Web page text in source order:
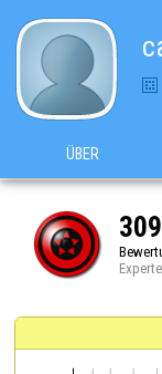
ÜBER
309
Experte